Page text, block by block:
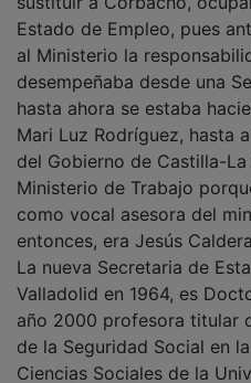
Estado de Empleo, pues
al Ministerio la
desempeñaba desde una
hasta ahora se estaba
Mari Luz Rodríguez, hasta
del Gobierno de Castilla-
Ministerio de Trabajo
como vocal asesora del
entonces, era Jesús
La nueva Secretaria de
Valladolid en 1964, es
año 2000 profesora titular
de la Seguridad Social en
Ciencias Sociales de la